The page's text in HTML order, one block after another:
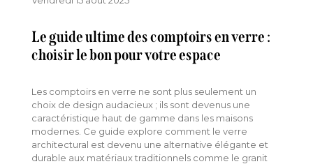
Le guide ultime des comptoirs en verre :
choisir le bon pour votre espace
Les comptoirs en verre ne sont plus seulement un
choix de design audacieux ; ils sont devenus une
caractéristique haut de gamme dans les maisons
modernes. Ce guide explore comment le verre
architectural est devenu une alternative élégante et
durable aux matériaux traditionnels comme le granit